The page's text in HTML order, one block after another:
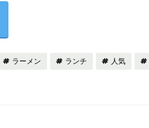
ラーメン ランチ 人気